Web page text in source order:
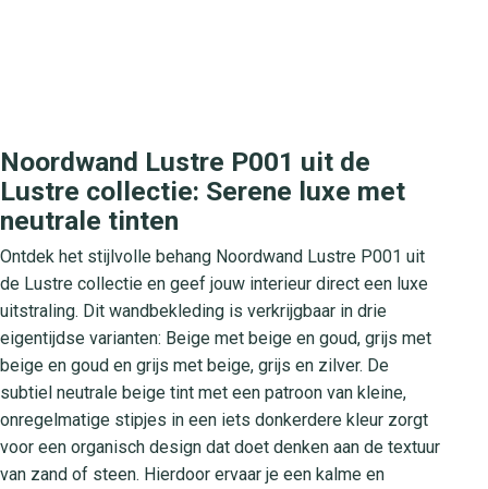
Noordwand Lustre P001 uit de
Lustre collectie: Serene luxe met
neutrale tinten
Ontdek het stijlvolle behang Noordwand Lustre P001 uit
de Lustre collectie en geef jouw interieur direct een luxe
uitstraling. Dit wandbekleding is verkrijgbaar in drie
eigentijdse varianten: Beige met beige en goud, grijs met
beige en goud en grijs met beige, grijs en zilver. De
subtiel neutrale beige tint met een patroon van kleine,
onregelmatige stipjes in een iets donkerdere kleur zorgt
voor een organisch design dat doet denken aan de textuur
van zand of steen. Hierdoor ervaar je een kalme en